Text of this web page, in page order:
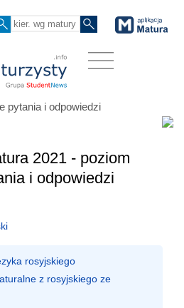
pytania i odpowiedzi
2021 - poziom
i odpowiedzi
rosyjskiego
z rosyjskiego ze